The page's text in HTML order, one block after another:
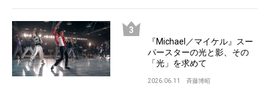
『Michael／マイケル』スー
パースターの光と影、その
「光」を求めて
2026.06.11 斉藤博昭